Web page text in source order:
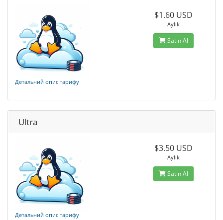
Детальний опис тарифу
$1.60 USD
Aylık
Satın Al
Ultra
Детальний опис тарифу
$3.50 USD
Aylık
Satın Al